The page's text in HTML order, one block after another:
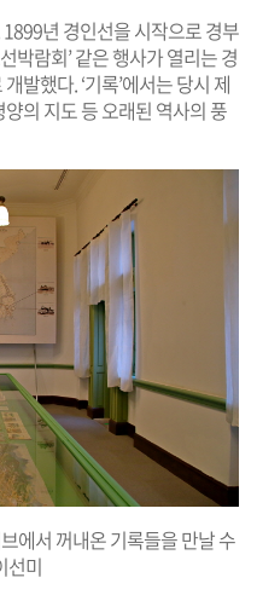
1899년 경인선을 시작으로 경부
박람회’ 같은 행사가 열리는 경
발했다. ‘기록’에서는 당시 제
의 지도 등 오래된 역사의 풍
에서 꺼내온 기록들을 만날 수
선미